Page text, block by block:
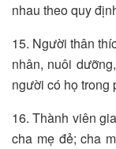
nhau theo quy
15. Người thân
nhân, nuôi
người có họ trong
16. Thành viên
cha mẹ đẻ; cha